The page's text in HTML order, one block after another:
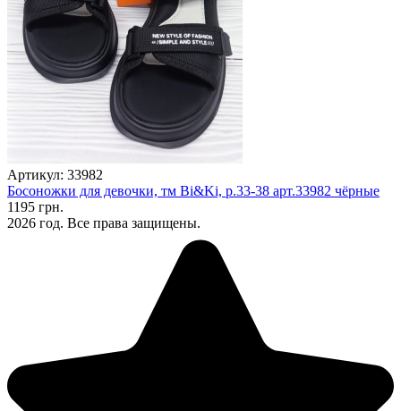
Артикул: 33982
Босоножки для девочки, тм Bi&Ki, р.33-38 арт.33982 чёрные
1195 грн.
2026 год. Все права защищены.